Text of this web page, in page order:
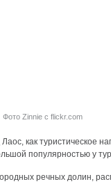
Фото Zinnie с flickr.com
Лаос, как туристическое
популярностью у
речных долин,